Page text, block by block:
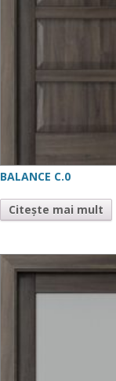
BALANCE C.0
Citește mai mult